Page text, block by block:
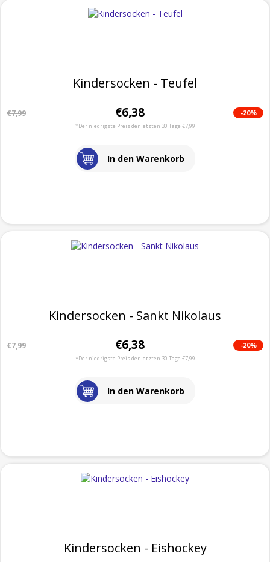
Kindersocken - Teufel
€7,99 €6,38 -20%
*Der niedrigste Preis der letzten 30 Tage €7,99
In den Warenkorb
Kindersocken - Sankt Nikolaus
€7,99 €6,38 -20%
*Der niedrigste Preis der letzten 30 Tage €7,99
In den Warenkorb
Kindersocken - Eishockey